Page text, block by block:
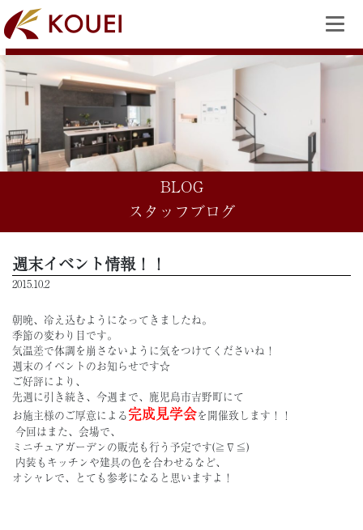
BLOG
スタッフブログ
週末イベント情報！！
2015.10.2
朝晩、冷え込むようになってきましたね。
季節の変わり目です。
気温差で体調を崩さないように気をつけてくださいね！
週末のイベントのお知らせです☆
ご好評により、
先週に引き続き、今週まで、鹿児島市吉野町にて
お施主様のご厚意による完成見学会を開催致します！！
今回はまた、会場で、
ミニチュアガーデンの販売も行う予定です(≧∇≦)
内装もキッチンや建具の色を合わせるなど、
オシャレで、とても参考になると思いますよ！